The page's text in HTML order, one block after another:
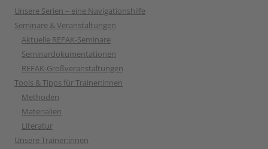
Unsere Serien – eine Navigationshilfe
Seminare & Veranstaltungen
Aktuelle REFAK-Seminare
Seminardokumentationen
REFAK-Großveranstaltungen
Tools & Tipps für Trainer:innen
Methoden
Materialien
Literatur
Unsere Trainer:innen